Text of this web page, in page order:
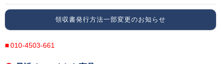
領収書発行方法一部変更のお知らせ
010-4503-661